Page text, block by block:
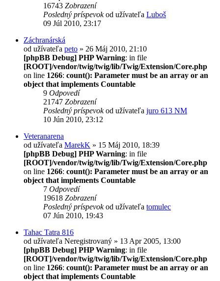
16743 Zobrazení
Posledný príspevokod užívateľa Luboš
09 Júl 2010, 23:17
Záchranárská
od užívateľa peto » 26 Máj 2010, 21:10
[phpBB Debug] PHP Warning: in file
[ROOT]/vendor/twig/twig/lib/Twig/Extension/Core.php
on line 1266: count(): Parameter must be an array or an
object that implements Countable
9 Odpovedí
21747 Zobrazení
Posledný príspevokod užívateľa juro 613 NM
10 Jún 2010, 23:12
Veteranarena
od užívateľa MarekK » 15 Máj 2010, 18:39
[phpBB Debug] PHP Warning: in file
[ROOT]/vendor/twig/twig/lib/Twig/Extension/Core.php
on line 1266: count(): Parameter must be an array or an
object that implements Countable
7 Odpovedí
19618 Zobrazení
Posledný príspevokod užívateľa tomulec
07 Jún 2010, 19:43
Tahac Tatra 816
od užívateľa Neregistrovaný » 13 Apr 2005, 13:00
[phpBB Debug] PHP Warning: in file
[ROOT]/vendor/twig/twig/lib/Twig/Extension/Core.php
on line 1266: count(): Parameter must be an array or an
object that implements Countable